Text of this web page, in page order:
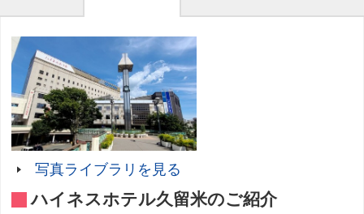
写真ライブラリを見る
ハイネスホテル久留米のご紹介